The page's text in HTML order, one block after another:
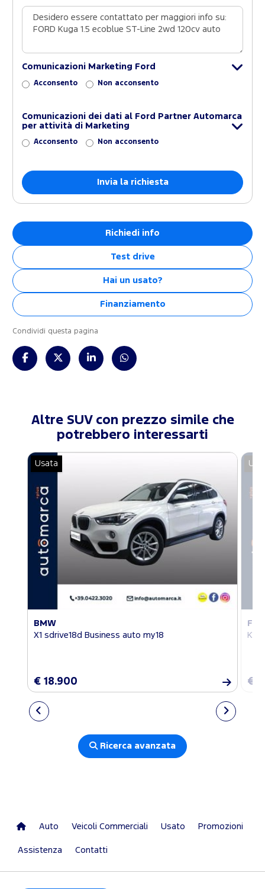
Comunicazioni Marketing Ford
Acconsento Non acconsento
Comunicazioni dei dati al Ford Partner Automarca
per attività di Marketing
Acconsento Non acconsento
Richiedi info
Test drive
Hai un usato?
Finanziamento
Condividi questa pagina
Altre SUV con prezzo simile che
potrebbero interessarti
Usata
BMW
X1 sdrive18d Business auto my18
€ 18.900 €
Ricerca avanzata
Auto Veicoli Commerciali Usato Promozioni
Assistenza Contatti